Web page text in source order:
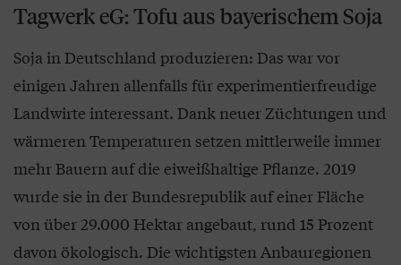
Tagwerk eG: Tofu aus bayerischem Soja
Soja in Deutschland produzieren: Das war vor
einigen Jahren allenfalls für experimentierfreudige
Landwirte interessant. Dank neuer Züchtungen und
wärmeren Temperaturen setzen mittlerweile immer
mehr Bauern auf die eiweißhaltige Pflanze. 2019
wurde sie in der Bundesrepublik auf einer Fläche
von über 29.000 Hektar angebaut, rund 15 Prozent
davon ökologisch. Die wichtigsten Anbauregionen